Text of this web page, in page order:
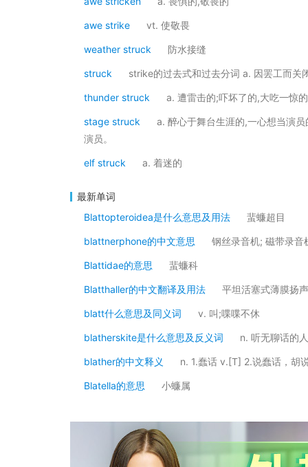
awe strike vt. 使敬畏
weather struck 防水接缝
struck strike的过去式和过去分词 a. 因罢工而关
thunder struck a. 遭雷击的;吓坏了的,大吃一惊的
stage struck
a. 醉心于舞台生涯的,一心想当演
演员。
elf struck a. 着迷的
最新单词
Blattopteroidea是什么意思及用法
蜚蠊超目
blattnerphone的中文意思 钢丝录音机; 磁带录音
Blattidae的意思 蜚蠊科
Blatthaller的中文翻译及用法 平坦活塞式薄膜扬
blatt什么意思及同义词 v. 叫;喋喋不休
blatherskite是什么意思及反义词 n. 听无聊话的
blather的中文释义 n. 1.蠢话 v.[T] 2.说蠢话，胡
Blatella的意思 小蠊属